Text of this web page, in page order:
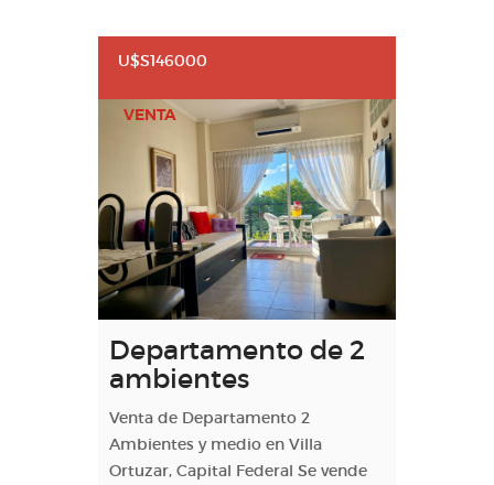
U$S146000
VENTA
Departamento de 2
ambientes
Venta de Departamento 2
Ambientes y medio en Villa
Ortuzar, Capital Federal Se vende